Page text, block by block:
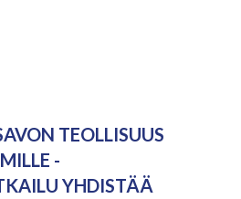
TEOLLISUUS
-
YHDISTÄÄ